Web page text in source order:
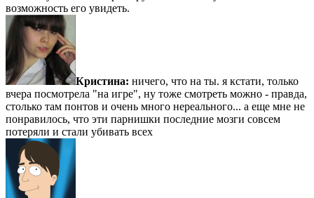
возможность его увидеть.
Кристина: ничего, что на ты. я кстати, только
вчера посмотрела "на игре", ну тоже смотреть можно - правда,
столько там понтов и очень много нереального... а еще мне не
понравилось, что эти парнишки последние мозги совсем
потеряли и стали убивать всех